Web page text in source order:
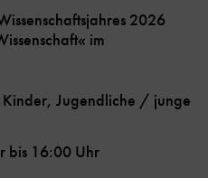
2026
im
Kinder, Jugendliche / junge
bis 16:00 Uhr